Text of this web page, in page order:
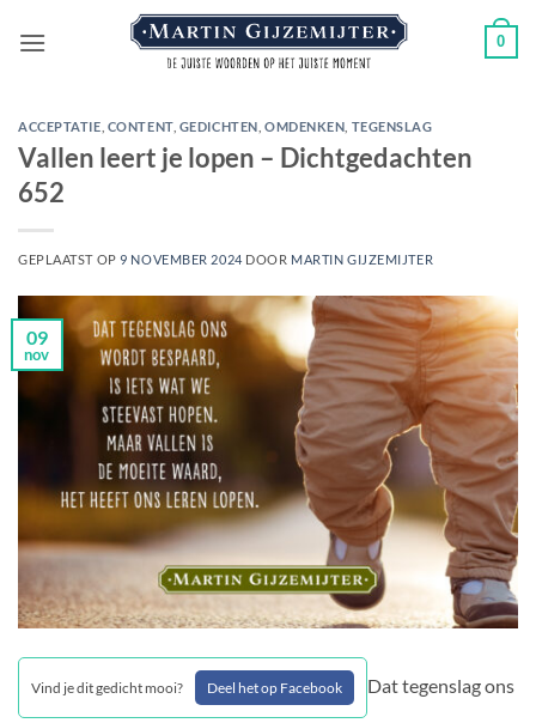
naar
0
ACCEPTATIE CONTENT, GEDICHTEN OMDENKEN TEGENSLAG
Vallen leert je lopen – Dichtgedachten
652
GEPLAATST OP9 NOVEMBER 2024 DOOR MARTIN GIJZEMIJTER
09
nov
Vind je dit gedicht mooi? Deel het op Facebook Dat tegenslag ons